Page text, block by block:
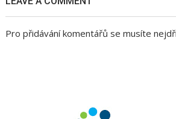
Pro přidávání komentářů se musíte